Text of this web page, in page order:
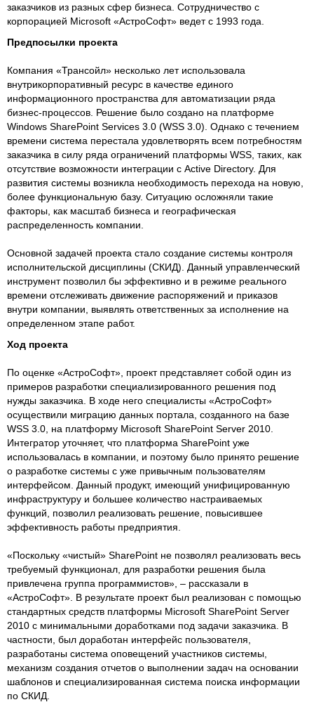
заказчиков из разных сфер бизнеса. Сотрудничество с
корпорацией Microsoft «АстроСофт» ведет с 1993 года.
Предпосылки проекта
Компания «Трансойл» несколько лет использовала
внутрикорпоративный ресурс в качестве единого
информационного пространства для автоматизации ряда
бизнес-процессов. Решение было создано на платформе
Windows SharePoint Services 3.0 (WSS 3.0). Однако с течением
времени система перестала удовлетворять всем потребностям
заказчика в силу ряда ограничений платформы WSS, таких, как
отсутствие возможности интеграции с Active Directory. Для
развития системы возникла необходимость перехода на новую,
более функциональную базу. Ситуацию осложняли такие
факторы, как масштаб бизнеса и географическая
распределенность компании.
Основной задачей проекта стало создание системы контроля
исполнительской дисциплины (СКИД). Данный управленческий
инструмент позволил бы эффективно и в режиме реального
времени отслеживать движение распоряжений и приказов
внутри компании, выявлять ответственных за исполнение на
определенном этапе работ.
Ход проекта
По оценке «АстроСофт», проект представляет собой один из
примеров разработки специализированного решения под
нужды заказчика. В ходе него специалисты «АстроСофт»
осуществили миграцию данных портала, созданного на базе
WSS 3.0, на платформу Microsoft SharePoint Server 2010.
Интегратор уточняет, что платформа SharePoint уже
использовалась в компании, и поэтому было принято решение
о разработке системы с уже привычным пользователям
интерфейсом. Данный продукт, имеющий унифицированную
инфраструктуру и большее количество настраиваемых
функций, позволил реализовать решение, повысившее
эффективность работы предприятия.
«Поскольку «чистый» SharePoint не позволял реализовать весь
требуемый функционал, для разработки решения была
привлечена группа программистов», – рассказали в
«АстроСофт». В результате проект был реализован с помощью
стандартных средств платформы Microsoft SharePoint Server
2010 с минимальными доработками под задачи заказчика. В
частности, был доработан интерфейс пользователя,
разработаны система оповещений участников системы,
механизм создания отчетов о выполнении задач на основании
шаблонов и специализированная система поиска информации
по СКИД.